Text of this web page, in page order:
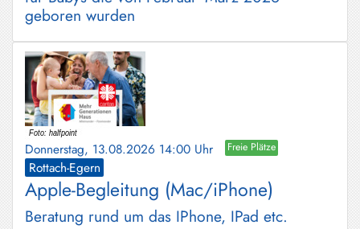
geboren wurden
Donnerstag, 13.08.2026 14:00 Uhr Freie Plätze
Rottach-Egern
Apple-Begleitung (Mac/iPhone)
Beratung rund um das IPhone, IPad etc.